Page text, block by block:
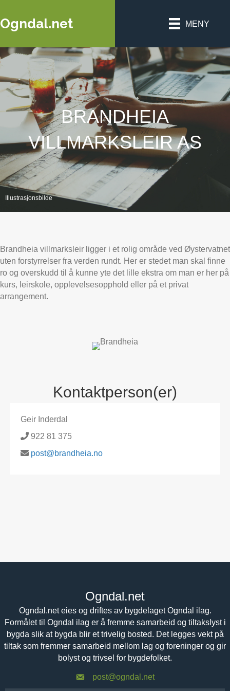
Ogndal.net MENY
BRANDHEIA
VILLMARKSLEIR AS
Illustrasjonsbilde
Brandheia villmarksleir ligger i et rolig område ved Øystervatnet
uten forstyrrelser fra verden rundt. Her er stedet man skal finne
ro og overskudd til å kunne yte det lille ekstra om man er her på
kurs, leirskole, opplevelsesopphold eller på et privat
arrangement.
Kontaktperson(er)
Geir Inderdal
922 81 375
post@brandheia.no
Ogndal.net
Ogndal.net eies og driftes av bygdelaget Ogndal ilag.
Formålet til Ogndal ilag er å fremme samarbeid og tiltakslyst i
bygda slik at bygda blir et trivelig bosted. Det legges vekt på
tiltak som fremmer samarbeid mellom lag og foreninger og gir
bolyst og trivsel for bygdefolket.
post@ogndal.net